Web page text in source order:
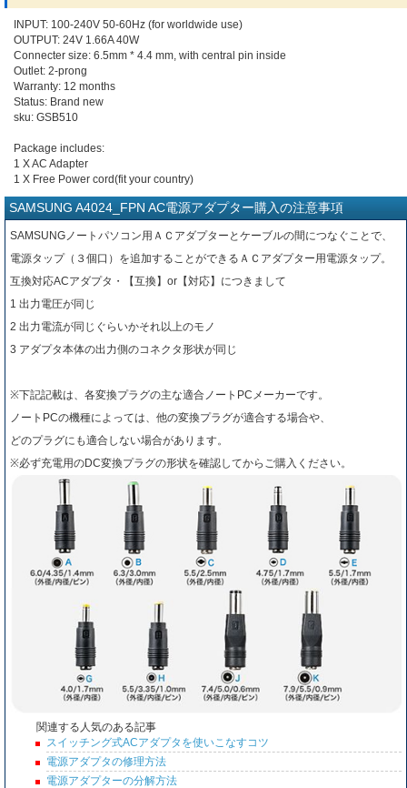
INPUT: 100-240V 50-60Hz (for worldwide use)
OUTPUT: 24V 1.66A 40W
Connecter size: 6.5mm * 4.4 mm, with central pin inside
Outlet: 2-prong
Warranty: 12 months
Status: Brand new
sku: GSB510
Package includes:
1 X AC Adapter
1 X Free Power cord(fit your country)
SAMSUNG A4024_FPN AC電源アダプター購入の注意事項
SAMSUNGノートパソコン用ＡＣアダプターとケーブルの間につなぐことで、
電源タップ（３個口）を追加することができるＡＣアダプター用電源タップ。
互換対応ACアダプタ・【互換】or【対応】につきまして
1 出力電圧が同じ
2 出力電流が同じぐらいかそれ以上のモノ
3 アダプタ本体の出力側のコネクタ形状が同じ
※下記記載は、各変換プラグの主な適合ノートPCメーカーです。
ノートPCの機種によっては、他の変換プラグが適合する場合や、
どのプラグにも適合しない場合があります。
※必ず充電用のDC変換プラグの形状を確認してからご購入ください。
関連する人気のある記事
スイッチング式ACアダプタを使いこなすコツ
電源アダプタの修理方法
電源アダプターの分解方法